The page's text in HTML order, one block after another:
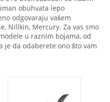
obuhvata lepo
odgovaraju vašem
Nillkin, Mercury. Za vas smo
u raznim bojama, od
je da odaberete ono što vam